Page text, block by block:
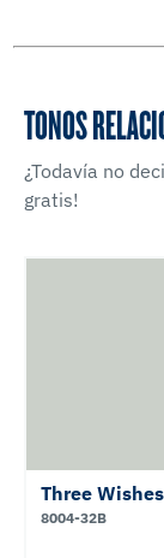
TONOS
¿Todavía no
gratis!
Three Wishes
8004-32B